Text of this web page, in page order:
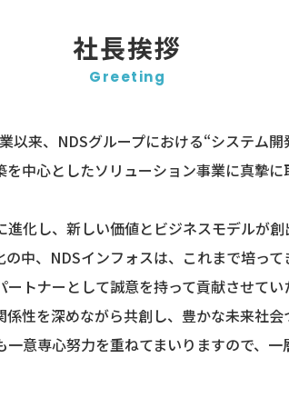
社長挨拶
Greeting
以来、NDSグループにおける“システム
中心としたソリューション事業に真摯
化し、新しい価値とビジネスモデルが
中、NDSインフォスは、これまで培っ
トナーとして誠意を持って貢献させてい
性を深めながら共創し、豊かな未来社
意専心努力を重ねてまいりますので、